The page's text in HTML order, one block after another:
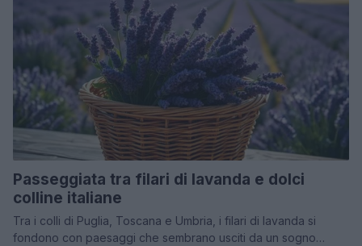
Passeggiata tra filari di lavanda e dolci
colline italiane
Tra i colli di Puglia, Toscana e Umbria, i filari di lavanda si
fondono con paesaggi che sembrano usciti da un sogno…